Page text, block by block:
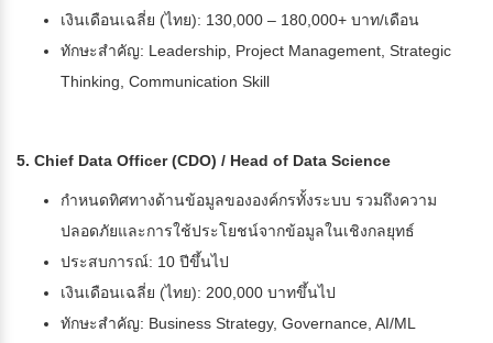
เงินเดือนเฉลี่ย (ไทย): 130,000 – 180,000+ บาท/เดือน
ทักษะสำคัญ: Leadership, Project Management, Strategic
Thinking, Communication Skill
5. Chief Data Officer (CDO) / Head of Data Science
กำหนดทิศทางด้านข้อมูลขององค์กรทั้งระบบ รวมถึงความ
ปลอดภัยและการใช้ประโยชน์จากข้อมูลในเชิงกลยุทธ์
ประสบการณ์: 10 ปีขึ้นไป
เงินเดือนเฉลี่ย (ไทย): 200,000 บาทขึ้นไป
ทักษะสำคัญ: Business Strategy, Governance, AI/ML